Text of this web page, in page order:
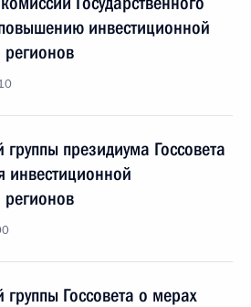
инвестиционной
регионов
президиума Госсовета
регионов
Госсовета о мерах